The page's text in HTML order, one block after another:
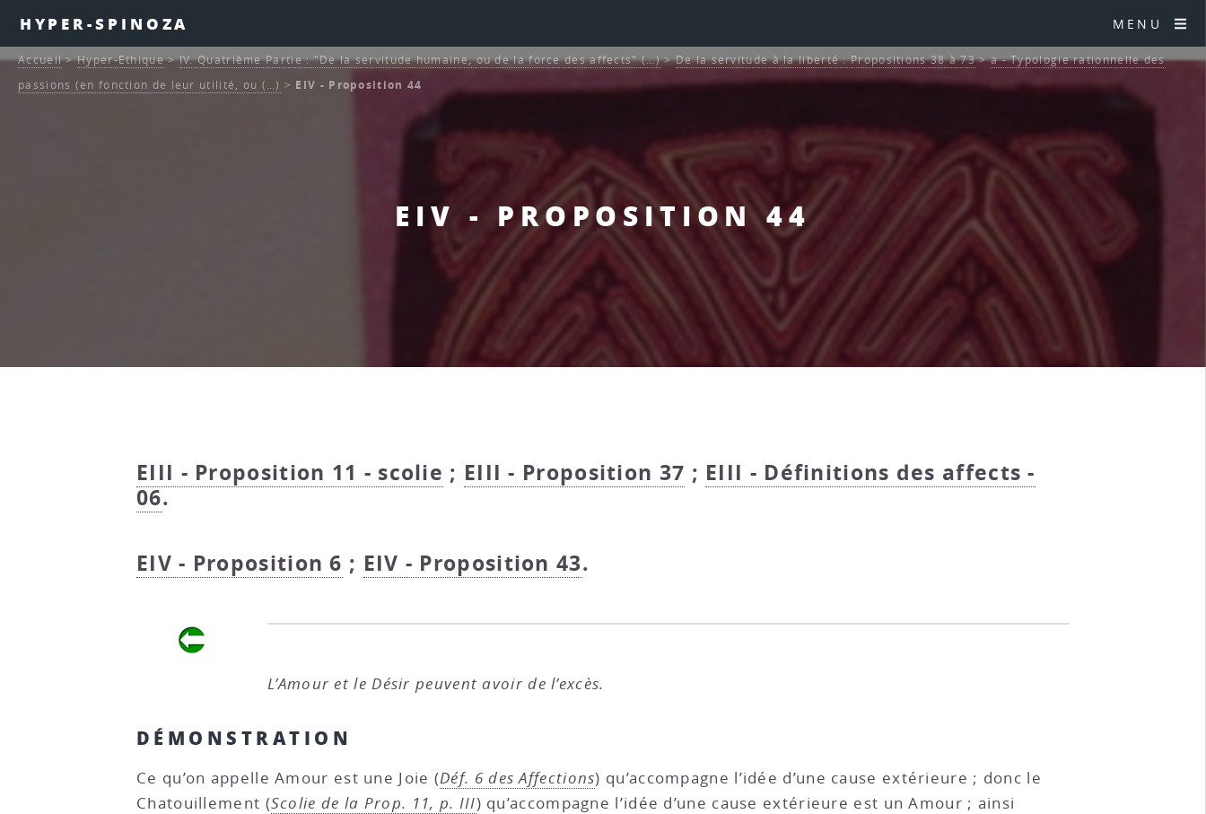
HYPER-SPINOZA MENU
EIV - PROPOSITION 44
Accueil>Hyper-Ethique>IV. Quatrième Partie : "De la servitude humaine, ou de la force des affects" (…)>De la servitude à la liberté : Propositions 38 à 73>a - Typologie rationnelle des
passions (en fonction de leur utilité, ou (…) > EIV - Proposition 44
EIII - Proposition 11 - scolie ; EIII - Proposition 37 ; EIII - Définitions des affects -
06.
EIV - Proposition 6 ; EIV - Proposition 43.
L’Amour et le Désir peuvent avoir de l’excès.
DÉMONSTRATION
Ce qu’on appelle Amour est une Joie (Déf. 6 des Affections) qu’accompagne l’idée d’une cause extérieure ; donc le
Chatouillement (Scolie de la Prop. 11, p. III) qu’accompagne l’idée d’une cause extérieure est un Amour ; ainsi